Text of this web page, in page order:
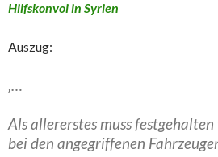
Hilfskonvoi in Syrien
Auszug:
‚…
Als allererstes muss festgehalten
bei den angegriffenen